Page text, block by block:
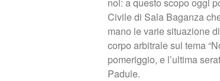
Civile di Sala Baganza
mano le varie situazione
corpo arbitrale sul tema
pomeriggio, e l’ultima
Padule.